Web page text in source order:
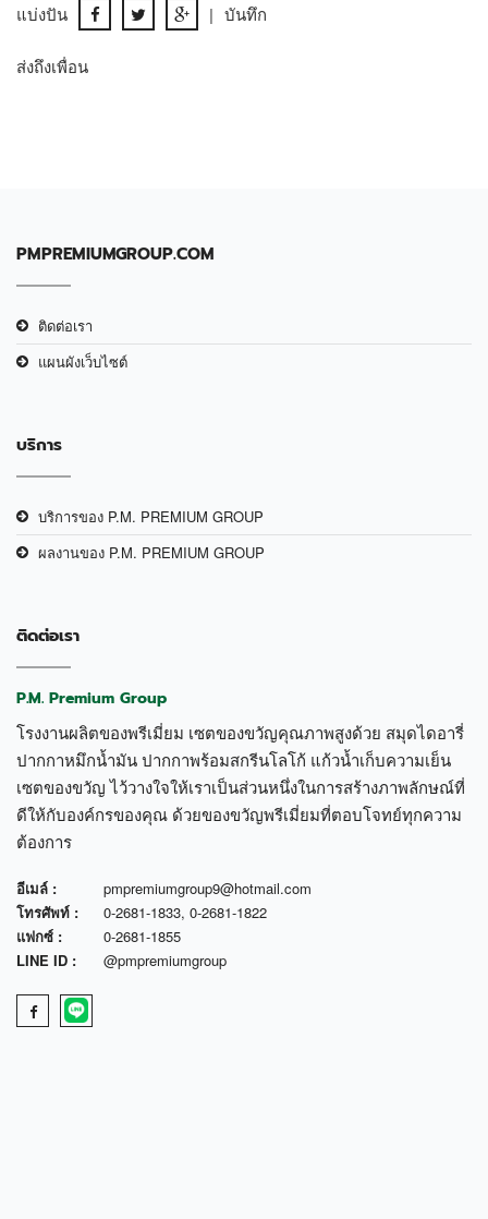
แบ่งปัน | บันทึก
ส่งถึงเพื่อน
PMPREMIUMGROUP.COM
ติดต่อเรา
แผนผังเว็บไซต์
บริการ
บริการของ P.M. PREMIUM GROUP
ผลงานของ P.M. PREMIUM GROUP
ติดต่อเรา
P.M. Premium Group
โรงงานผลิตของพรีเมี่ยม เซตของขวัญคุณภาพสูงด้วย สมุดไดอารี่
ปากกาหมึกน้ำมัน ปากกาพร้อมสกรีนโลโก้ แก้วน้ำเก็บความเย็น
เซตของขวัญ ไว้วางใจให้เราเป็นส่วนหนึ่งในการสร้างภาพลักษณ์ที่
ดีให้กับองค์กรของคุณ ด้วยของขวัญพรีเมี่ยมที่ตอบโจทย์ทุกความ
ต้องการ
อีเมล์ :
pmpremiumgroup9@hotmail.com
โทรศัพท์ :
0-2681-1833, 0-2681-1822
แฟกซ์ :
0-2681-1855
LINE ID :
@pmpremiumgroup